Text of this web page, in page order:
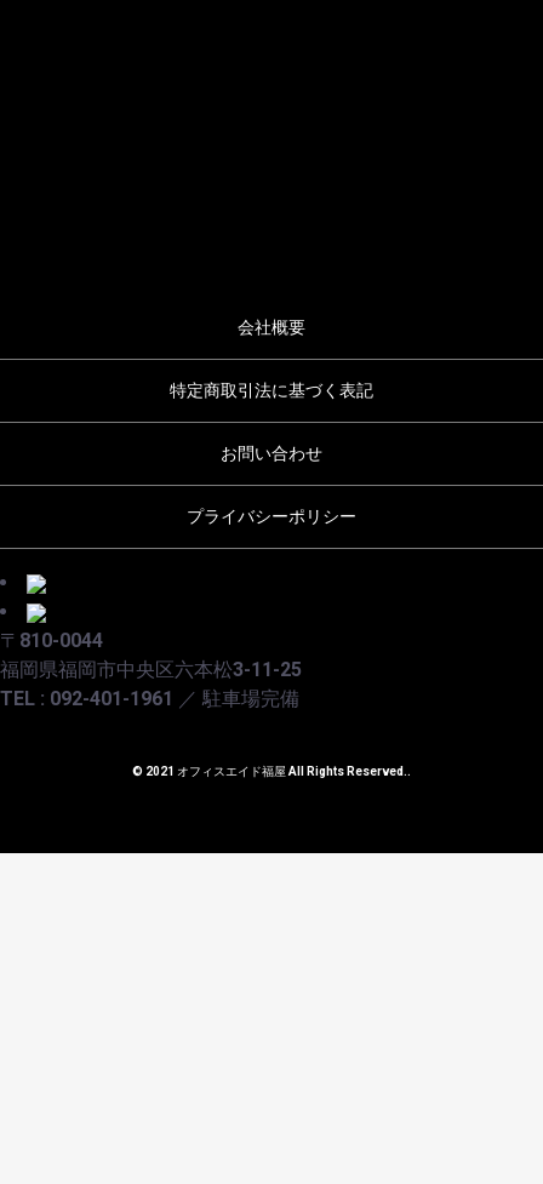
会社概要
特定商取引法に基づく表記
お問い合わせ
プライバシーポリシー
〒810-0044
福岡県福岡市中央区六本松3-11-25
TEL : 092-401-1961 ／ 駐車場完備
© 2021 オフィスエイド福屋 All Rights Reserved..